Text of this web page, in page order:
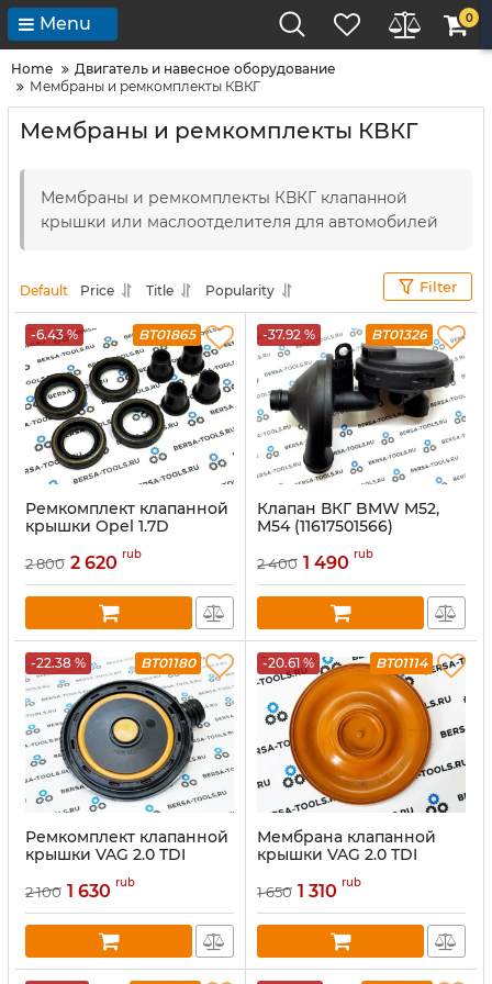
Menu 0
Home
Двигатель и навесное оборудование
Мембраны и ремкомплекты КВКГ
Мембраны и ремкомплекты КВКГ
Мембраны и ремкомплекты КВКГ клапанной
крышки или маслоотделителя для автомобилей
Default Price Title Popularity Filter
-6.43 % BT01865
Ремкомплект клапанной
крышки Opel 1.7D
55573764, 98014752
2 800 2 620 rub
-37.92 % BT01326
Клапан ВКГ BMW M52,
M54 (11617501566)
2 400 1 490 rub
-22.38 % BT01180
Ремкомплект клапанной
крышки VAG 2.0 TDI
03G103475
2 100 1 630 rub
-20.61 % BT01114
Мембрана клапанной
крышки VAG 2.0 TDI
1 650 1 310 rub